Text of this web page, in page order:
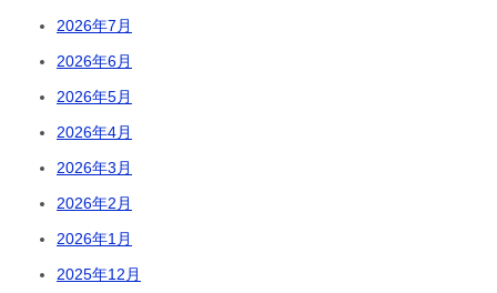
2026年7月
2026年6月
2026年5月
2026年4月
2026年3月
2026年2月
2026年1月
2025年12月